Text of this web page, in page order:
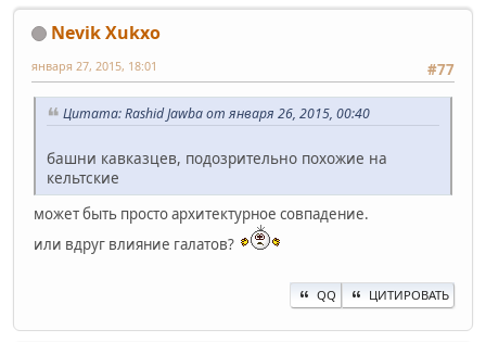
Nevik Xukxo
#77
января 27, 2015, 18:01
Цитата: Rashid Jawba от января 26, 2015, 00:40
башни кавказцев, подозрительно похожие на
кельтские
может быть просто архитектурное совпадение.
или вдруг влияние галатов?
QQ ЦИТИРОВАТЬ